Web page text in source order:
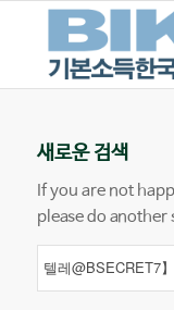
새로운 검색
If you are not
please do another